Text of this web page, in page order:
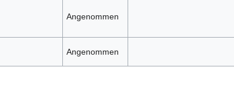
Angenommen
Angenommen